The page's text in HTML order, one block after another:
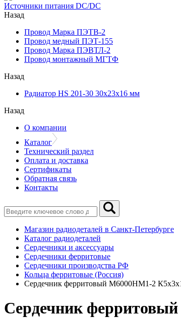
Источники питания DC/DC
Назад
Провод Марка ПЭТВ-2
Провод медный ПЭТ-155
Провод Марка ПЭВТЛ-2
Провод монтажный МГТФ
Назад
Радиатор HS 201-30 30х23х16 мм
Назад
О компании
Каталог
Технический раздел
Оплата и доставка
Сертификаты
Обратная связь
Контакты
Магазин радиодеталей в Санкт-Петербурге
Каталог радиодеталей
Сердечники и аксессуары
Сердечники ферритовые
Сердечники производства РФ
Кольца ферритовые (Россия)
Сердечник ферритовый М6000НМ1-2
Сердечник